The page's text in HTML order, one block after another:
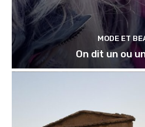
MODE ET
On dit un ou